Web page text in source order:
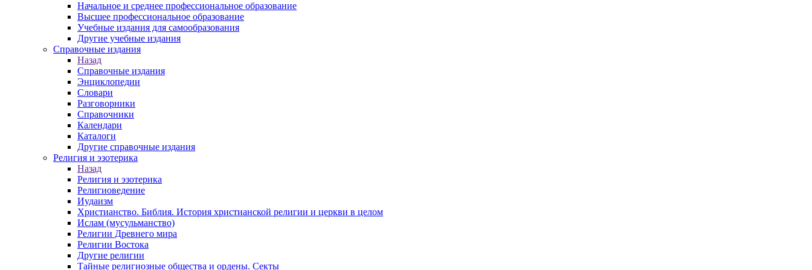
Начальное и среднее профессиональное образование
Высшее профессиональное образование
Учебные издания для самообразования
Другие учебные издания
Справочные издания
Назад
Справочные издания
Энциклопедии
Словари
Разговорники
Справочники
Календари
Каталоги
Другие справочные издания
Религия и эзотерика
Назад
Религия и эзотерика
Религиоведение
Иудаизм
Христианство. Библия. История христианской религии и церкви в целом
Ислам (мусульманство)
Религии Древнего мира
Религии Востока
Другие религии
Тайные религиозные общества и ордены. Секты